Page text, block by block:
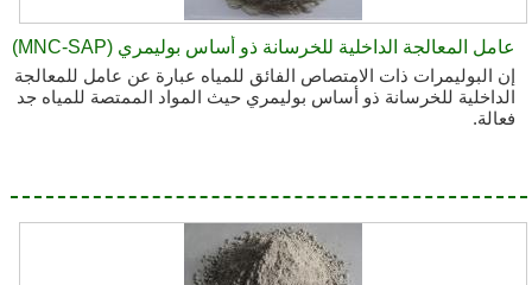
عامل المعالجة الداخلية للخرسانة ذو أساس بوليمري (MNC-SAP)
إن البوليمرات ذات الامتصاص الفائق للمياه عبارة عن عامل للمعالجة
الداخلية للخرسانة ذو أساس بوليمري حيث المواد الممتصة للمياه جد
فعالة.